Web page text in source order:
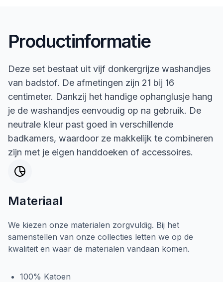
Productinformatie
Deze set bestaat uit vijf donkergrijze washandjes
van badstof. De afmetingen zijn 21 bij 16
centimeter. Dankzij het handige ophanglusje hang
je de washandjes eenvoudig op na gebruik. De
neutrale kleur past goed in verschillende
badkamers, waardoor ze makkelijk te combineren
zijn met je eigen handdoeken of accessoires.
Materiaal
We kiezen onze materialen zorgvuldig. Bij het
samenstellen van onze collecties letten we op de
kwaliteit en waar de materialen vandaan komen.
100% Katoen